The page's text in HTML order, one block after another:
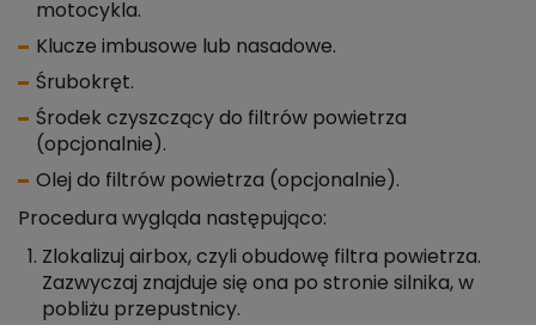
motocykla.
Klucze imbusowe lub nasadowe.
Śrubokręt.
Środek czyszczący do filtrów powietrza
(opcjonalnie).
Olej do filtrów powietrza (opcjonalnie).
Procedura wygląda następująco:
Zlokalizuj airbox, czyli obudowę filtra powietrza.
Zazwyczaj znajduje się ona po stronie silnika, w
pobliżu przepustnicy.